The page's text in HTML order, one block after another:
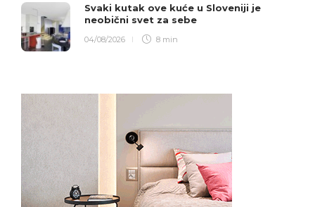
Svaki kutak ove kuće u Sloveniji je
neobični svet za sebe
04/08/2026 8 min